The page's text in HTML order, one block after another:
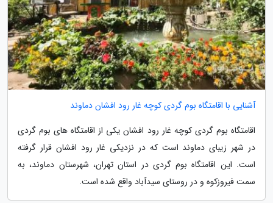
آشنایی با اقامتگاه بوم گردی کوچه غار رود افشان دماوند
اقامتگاه بوم گردی کوچه غار رود افشان یکی از اقامتگاه های بوم گردی
در شهر زیبای دماوند است که در نزدیکی غار رود افشان قرار گرفته
است. این اقامتگاه بوم گردی در استان تهران، شهرستان دماوند، به
سمت فیروزکوه و در روستای سیدآباد واقع شده است.